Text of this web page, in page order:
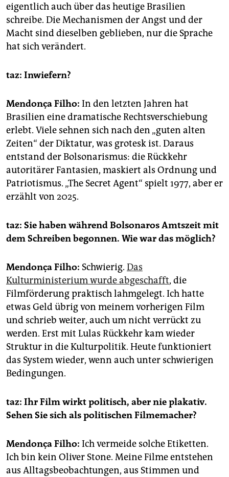
eigentlich auch über das heutige Brasilien
schreibe. Die Mechanismen der Angst und der
Macht sind dieselben geblieben, nur die Sprache
hat sich verändert.
taz: Inwiefern?
Mendonça Filho: In den letzten Jahren hat
Brasilien eine dramatische Rechtsverschiebung
erlebt. Viele sehnen sich nach den „guten alten
Zeiten“ der Diktatur, was grotesk ist. Daraus
entstand der Bolsonarismus: die Rückkehr
autoritärer Fantasien, maskiert als Ordnung und
Patriotismus. „The Secret Agent“ spielt 1977, aber er
erzählt von 2025.
taz: Sie haben während Bolsonaros Amtszeit mit
dem Schreiben begonnen. Wie war das möglich?
Mendonça Filho: Schwierig. Das
Kulturministerium wurde abgeschafft, die
Filmförderung praktisch lahmgelegt. Ich hatte
etwas Geld übrig von meinem vorherigen Film
und schrieb weiter, auch um nicht verrückt zu
werden. Erst mit Lulas Rückkehr kam wieder
Struktur in die Kulturpolitik. Heute funktioniert
das System wieder, wenn auch unter schwierigen
Bedingungen.
taz: Ihr Film wirkt politisch, aber nie plakativ.
Sehen Sie sich als politischen Filmemacher?
Mendonça Filho: Ich vermeide solche Etiketten.
Ich bin kein Oliver Stone. Meine Filme entstehen
aus Alltagsbeobachtungen, aus Stimmen und